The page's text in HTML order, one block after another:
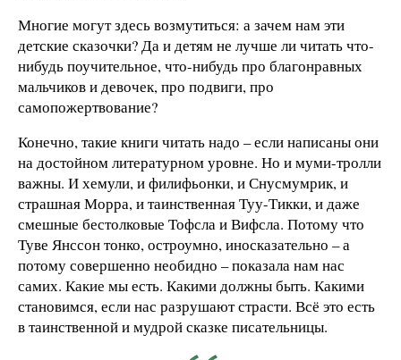
Многие могут здесь возмутиться: а зачем нам эти
детские сказочки? Да и детям не лучше ли читать что-
нибудь поучительное, что-нибудь про благонравных
мальчиков и девочек, про подвиги, про
самопожертвование?
Конечно, такие книги читать надо – если написаны они
на достойном литературном уровне. Но и муми-тролли
важны. И хемули, и филифьонки, и Снусмумрик, и
страшная Морра, и таинственная Туу-Тикки, и даже
смешные бестолковые Тофсла и Вифсла. Потому что
Туве Янссон тонко, остроумно, иносказательно – а
потому совершенно необидно – показала нам нас
самих. Какие мы есть. Какими должны быть. Какими
становимся, если нас разрушают страсти. Всё это есть
в таинственной и мудрой сказке писательницы.